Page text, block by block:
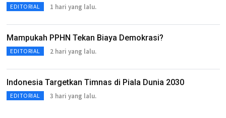
EDITORIAL 1 hari yang lalu.
Mampukah PPHN Tekan Biaya Demokrasi?
EDITORIAL 2 hari yang lalu.
Indonesia Targetkan Timnas di Piala Dunia 2030
EDITORIAL 3 hari yang lalu.